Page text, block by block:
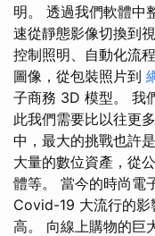
明。 透過我們軟體中
速從靜態影像切換到
控制照明、自動化流
圖像，從包裝照片到
子商務 3D 模型。 我
此我們需要比以往更
中，最大的挑戰也許
大量的數位資產，從
體等。 當今的時尚電
Covid-19 大流行的影
高。 向線上購物的巨